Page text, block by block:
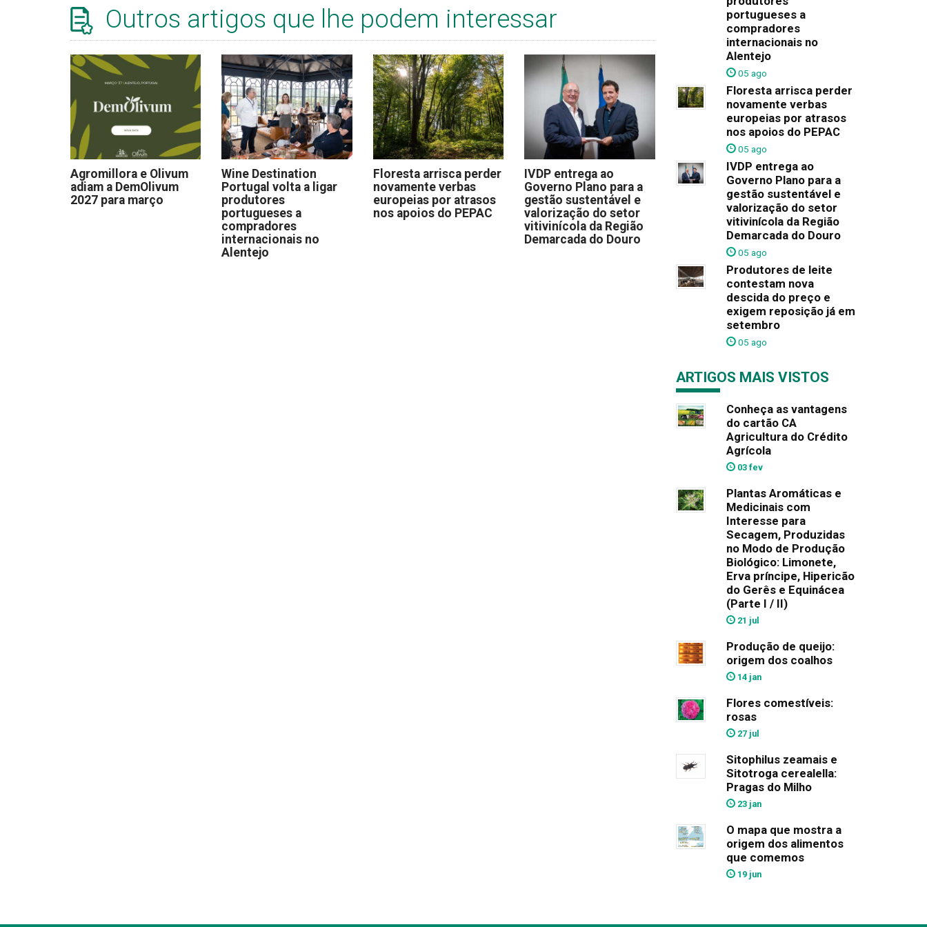
Outros artigos que lhe podem interessar
Agromillora e Olivum
adiam a DemOlivum
2027 para março
Wine Destination
Portugal volta a ligar
produtores
portugueses a
compradores
internacionais no
Alentejo
Floresta arrisca perder
novamente verbas
europeias por atrasos
nos apoios do PEPAC
IVDP entrega ao
Governo Plano para a
gestão sustentável e
valorização do setor
vitivinícola da Região
Demarcada do Douro
portugueses a
compradores
internacionais no
Alentejo
05 ago
Floresta arrisca perder
novamente verbas
europeias por atrasos
nos apoios do PEPAC
05 ago
IVDP entrega ao
Governo Plano para a
gestão sustentável e
valorização do setor
vitivinícola da Região
Demarcada do Douro
05 ago
Produtores de leite
contestam nova
descida do preço e
exigem reposição já em
setembro
05 ago
ARTIGOS MAIS VISTOS
Conheça as vantagens
do cartão CA
Agricultura do Crédito
Agrícola
03 fev
Plantas Aromáticas e
Medicinais com
Interesse para
Secagem, Produzidas
no Modo de Produção
Biológico: Limonete,
Erva príncipe, Hipericão
do Gerês e Equinácea
(Parte I / II)
21 jul
Produção de queijo:
origem dos coalhos
14 jan
Flores comestíveis:
rosas
27 jul
Sitophilus zeamais e
Sitotroga cerealella:
Pragas do Milho
23 jan
O mapa que mostra a
origem dos alimentos
que comemos
19 jun